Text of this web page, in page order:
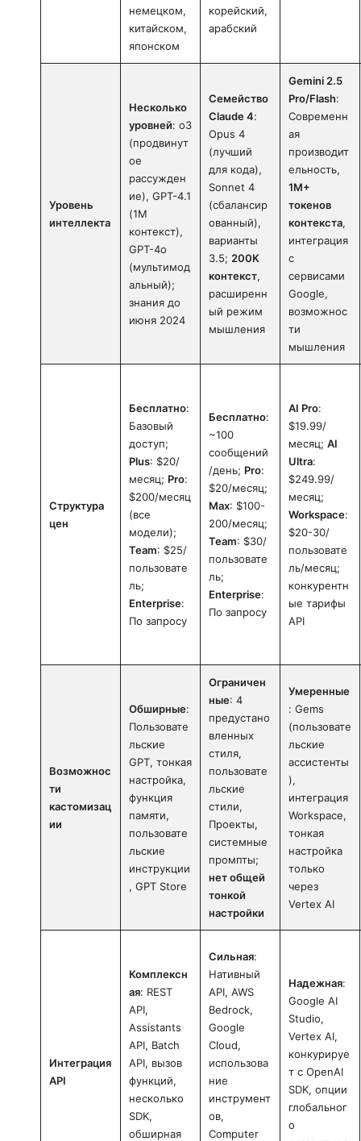
немецком,
китайском,
японском
корейский,
арабский
Уровень
интеллекта
Несколько
уровней: o3
(продвинут
ое
рассужден
ие), GPT-4.1
(1M
контекст),
GPT-4o
(мультимод
альный);
знания до
июня 2024
Семейство
Claude 4:
Opus 4
(лучший
для кода),
Sonnet 4
(сбалансир
ованный),
варианты
3.5; 200K
контекст,
расширенн
ый режим
мышления
Gemini 2.5
Pro/Flash:
Современн
ая
производит
ельность,
1M+
токенов
контекста,
интеграция
с
сервисами
Google,
возможнос
ти
мышления
Структура
цен
Бесплатно:
Базовый
доступ;
Plus: $20/
месяц; Pro:
$200/месяц
(все
модели);
Team: $25/
пользовате
ль;
Enterprise:
По запросу
Бесплатно:
~100
сообщений
/день; Pro:
$20/месяц;
Max: $100-
200/месяц;
Team: $30/
пользовате
ль;
Enterprise:
По запросу
AI Pro:
$19.99/
месяц;AI
Ultra:
$249.99/
месяц;
Workspace:
$20-30/
пользовате
ль/месяц;
конкурентн
ые тарифы
API
Возможнос
ти
кастомизац
ии
Обширные:
Пользовате
льские
GPT, тонкая
настройка,
функция
памяти,
пользовате
льские
инструкции
, GPT Store
Ограничен
ные: 4
предустано
вленных
стиля,
пользовате
льские
стили,
Проекты,
системные
промпты;
нет общей
тонкой
настройки
Умеренные
: Gems
(пользовате
льские
ассистенты
),
интеграция
Workspace,
тонкая
настройка
только
через
Vertex AI
Интеграция
API
Комплексн
ая: REST
API,
Assistants
API, Batch
API, вызов
функций,
несколько
SDK,
обширная
Сильная:
Нативный
API, AWS
Bedrock,
Google
Cloud,
использова
ние
инструмент
ов,
Computer
Надежная:
Google AI
Studio,
Vertex AI,
конкурируе
т с OpenAI
SDK, опции
глобальног
о